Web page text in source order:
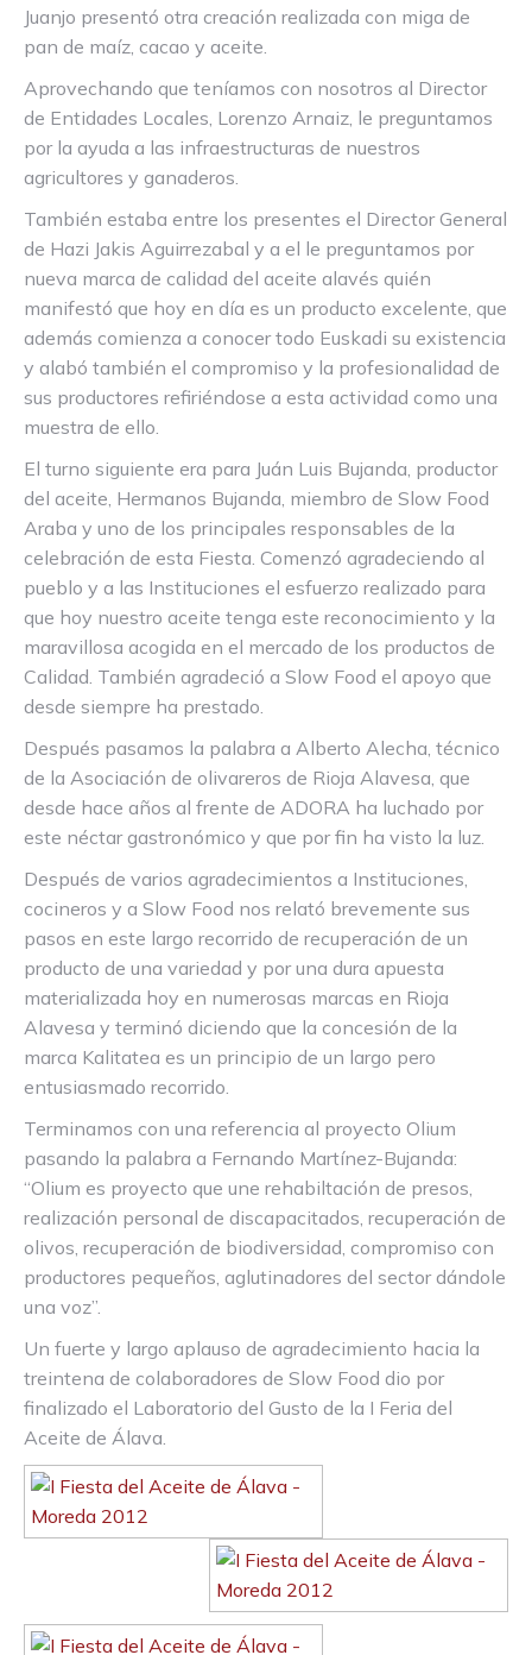
Juanjo presentó otra creación realizada con miga de
pan de maíz, cacao y aceite.
Aprovechando que teníamos con nosotros al Director
de Entidades Locales, Lorenzo Arnaiz, le preguntamos
por la ayuda a las infraestructuras de nuestros
agricultores y ganaderos.
También estaba entre los presentes el Director General
de Hazi Jakis Aguirrezabal y a el le preguntamos por
nueva marca de calidad del aceite alavés quién
manifestó que hoy en día es un producto excelente, que
además comienza a conocer todo Euskadi su existencia
y alabó también el compromiso y la profesionalidad de
sus productores refiriéndose a esta actividad como una
muestra de ello.
El turno siguiente era para Juán Luis Bujanda, productor
del aceite, Hermanos Bujanda, miembro de Slow Food
Araba y uno de los principales responsables de la
celebración de esta Fiesta. Comenzó agradeciendo al
pueblo y a las Instituciones el esfuerzo realizado para
que hoy nuestro aceite tenga este reconocimiento y la
maravillosa acogida en el mercado de los productos de
Calidad. También agradeció a Slow Food el apoyo que
desde siempre ha prestado.
Después pasamos la palabra a Alberto Alecha, técnico
de la Asociación de olivareros de Rioja Alavesa, que
desde hace años al frente de ADORA ha luchado por
este néctar gastronómico y que por fin ha visto la luz.
Después de varios agradecimientos a Instituciones,
cocineros y a Slow Food nos relató brevemente sus
pasos en este largo recorrido de recuperación de un
producto de una variedad y por una dura apuesta
materializada hoy en numerosas marcas en Rioja
Alavesa y terminó diciendo que la concesión de la
marca Kalitatea es un principio de un largo pero
entusiasmado recorrido.
Terminamos con una referencia al proyecto Olium
pasando la palabra a Fernando Martínez-Bujanda:
“Olium es proyecto que une rehabiltación de presos,
realización personal de discapacitados, recuperación de
olivos, recuperación de biodiversidad, compromiso con
productores pequeños, aglutinadores del sector dándole
una voz”.
Un fuerte y largo aplauso de agradecimiento hacia la
treintena de colaboradores de Slow Food dio por
finalizado el Laboratorio del Gusto de la I Feria del
Aceite de Álava.